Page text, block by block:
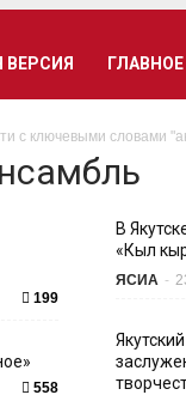
ВЕРСИЯ ГЛАВНОЕ
с ключевыми словами
199
В
«Кыл
ЯСИА -
558